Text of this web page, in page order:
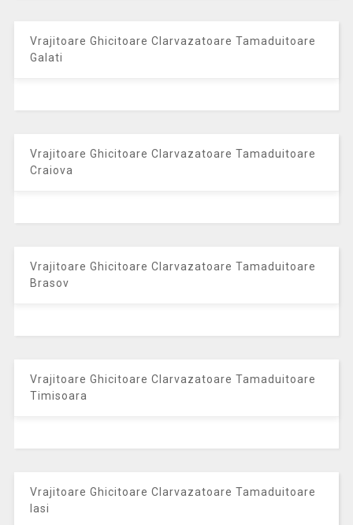
Vrajitoare Ghicitoare Clarvazatoare Tamaduitoare
Galati
Vrajitoare Ghicitoare Clarvazatoare Tamaduitoare
Craiova
Vrajitoare Ghicitoare Clarvazatoare Tamaduitoare
Brasov
Vrajitoare Ghicitoare Clarvazatoare Tamaduitoare
Timisoara
Vrajitoare Ghicitoare Clarvazatoare Tamaduitoare
Iasi